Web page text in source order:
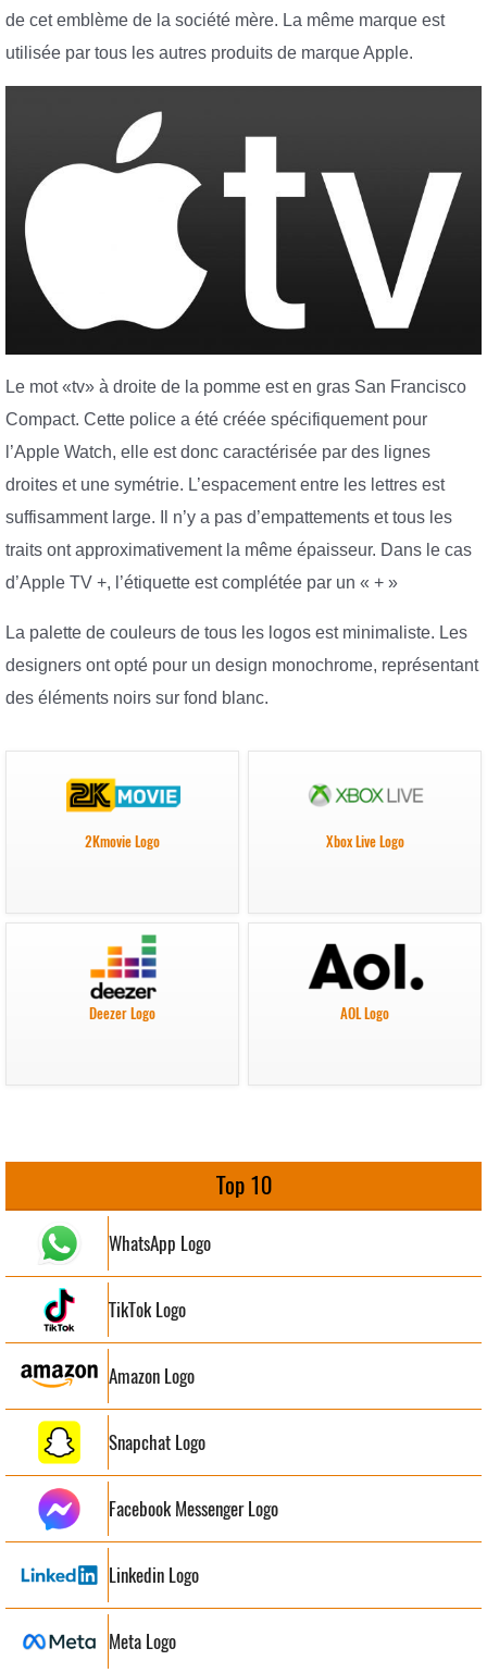
de cet emblème de la société mère. La même marque est
utilisée par tous les autres produits de marque Apple.
Le mot «tv» à droite de la pomme est en gras San Francisco
Compact. Cette police a été créée spécifiquement pour
l’Apple Watch, elle est donc caractérisée par des lignes
droites et une symétrie. L’espacement entre les lettres est
suffisamment large. Il n’y a pas d’empattements et tous les
traits ont approximativement la même épaisseur. Dans le cas
d’Apple TV +, l’étiquette est complétée par un « + »
La palette de couleurs de tous les logos est minimaliste. Les
designers ont opté pour un design monochrome, représentant
des éléments noirs sur fond blanc.
2Kmovie Logo Xbox Live Logo
Deezer Logo AOL Logo
Top 10
WhatsApp Logo
TikTok Logo
Amazon Logo
Snapchat Logo
Facebook Messenger Logo
Linkedin Logo
Meta Logo